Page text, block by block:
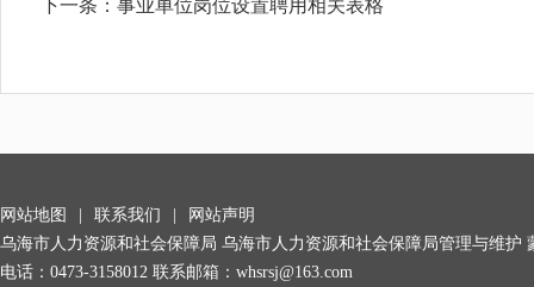
下一条： 事业单位岗位设置聘用相关表格
网站地图 联系我们
网站声明
乌海市人力资源和社会保障局 乌海市人力资源和社会保障局管理与维护
电话：0473-3158012 联系邮箱：whsrsj@163.com